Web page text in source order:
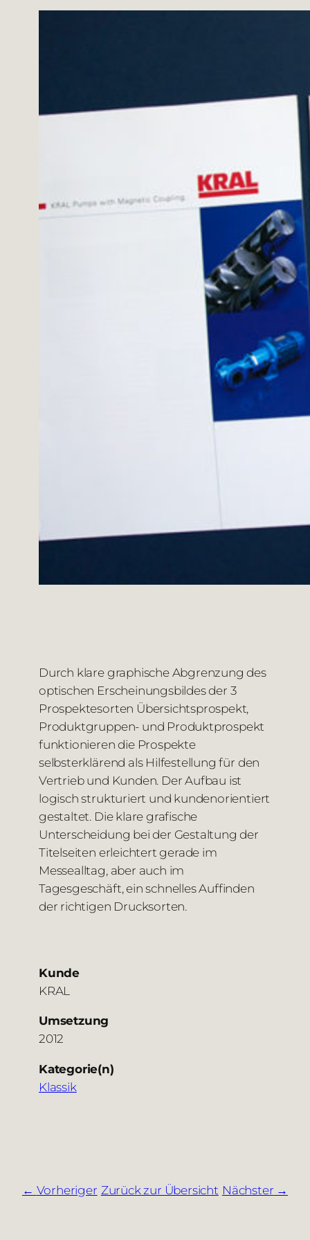
Durch klare graphische Abgrenzung des
optischen Erscheinungsbildes der 3
Prospektesorten Übersichtsprospekt,
Produktgruppen- und Produktprospekt
funktionieren die Prospekte
selbsterklärend als Hilfestellung für den
Vertrieb und Kunden. Der Aufbau ist
logisch strukturiert und kundenorientiert
gestaltet. Die klare grafische
Unterscheidung bei der Gestaltung der
Titelseiten erleichtert gerade im
Messealltag, aber auch im
Tagesgeschäft, ein schnelles Auffinden
der richtigen Drucksorten.
Kunde
KRAL
Umsetzung
2012
Kategorie(n)
Klassik
Vorheriger Zurück zur Übersicht Nächster